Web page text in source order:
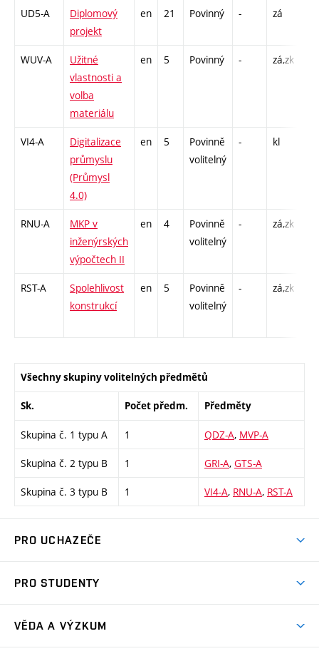
UD5-A
Diplomový
projekt
en 21 Povinný - zá
WUV-A
Užitné
vlastnosti a
volba
materiálu
en 5 Povinný - zá,zk
VI4-A
Digitalizace
průmyslu
(Průmysl
4.0)
en 5
Povinně
volitelný
- kl
RNU-A
MKP v
inženýrských
výpočtech II
en 4
Povinně
volitelný
- zá,zk
RST-A
Spolehlivost
konstrukcí
en 5
Povinně
volitelný
- zá,zk
Všechny skupiny volitelných předmětů
Sk. Počet předm. Předměty
Skupina č. 1 typu A 1 QDZ-A, MVP-A
Skupina č. 2 typu B 1 GRI-A, GTS-A
Skupina č. 3 typu B 1 VI4-A, RNU-A, RST-A
PRO UCHAZEČE
Ambasadoři studia
PRO STUDENTY
VĚDA A VÝZKUM